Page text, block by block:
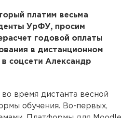
платим весьма
УрФУ, просим
годовой оплаты
в дистанционном
соцсети Александр
время дистанта весной
обучения. Во-первых,